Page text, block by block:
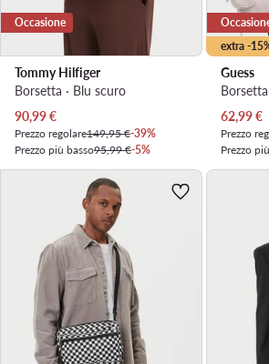
Occasione
Tommy Hilfiger
Borsetta · Blu scuro
Prezzo attuale
90,99€
Prezzo regolare149,95 €-39%
Prezzo più basso95,99 €-5%
extra -
Guess
Prezzo
62,99€
Prezzo
Prezzo